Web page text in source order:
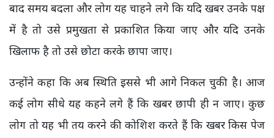
बाद समय बदला और लोग यह चाहने लगे कि यदि खबर उनके पक्ष
में है तो उसे प्रमुखता से प्रकाशित किया जाए और यदि उनके
खिलाफ है तो उसे छोटा करके छापा जाए।
उन्होंने कहा कि अब स्थिति इससे भी आगे निकल चुकी है। आज
कई लोग सीधे यह कहने लगे हैं कि खबर छापी ही न जाए। कुछ
लोग तो यह भी तय करने की कोशिश करते हैं कि खबर किस पेज